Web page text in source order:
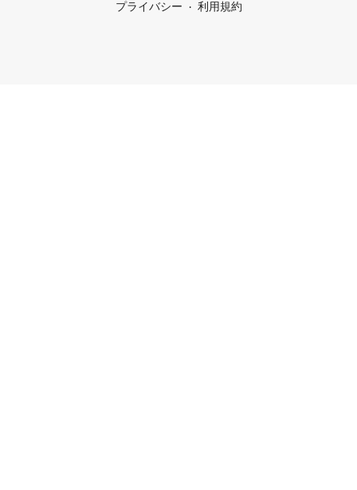
プライバシー 利用規約